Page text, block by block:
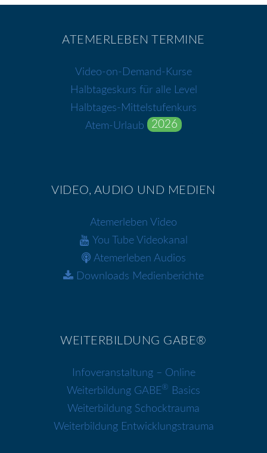
ATEMERLEBEN TERMINE
Video-on-Demand-Kurse
Halbtageskurs für alle Level
Halbtages-Mittelstufenkurs
Atem-Urlaub
2026
VIDEO, AUDIO UND MEDIEN
Atemerleben Video
You Tube Videokanal
Atemerleben Audios
Downloads Medienberichte
WEITERBILDUNG GABE®
Infoveranstaltung – Online
Weiterbildung GABE®
Basics
Weiterbildung Schocktrauma
Weiterbildung Entwicklungstrauma